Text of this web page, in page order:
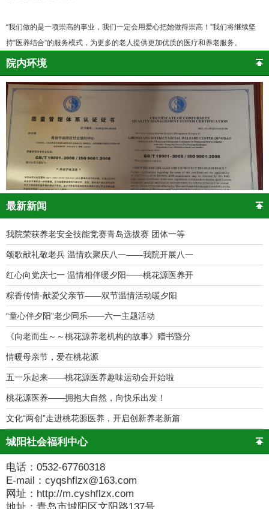
“我们做的是一项崇高的事业，我们一定会用爱心把她做得崇高！”我们将继续坚
持“医养结合”的服务模式，为更多的老人提供更加优质的医疗和养老服务。
院内环境
最新新闻
我院荣获养老安全技能竞赛青岛选拔赛 团体一等
颂歌献礼敬老兵 温情欢聚庆八一——我院开展八一
红心向党庆七一 温情相伴暖夕阳——桃花源医养开
粽香传情·献爱父亲节——双节温情活动暖夕阳
“童心伴夕阳”老少同乐——六一主题活动
《向老而生～～桃花源养老机构的故事》赠书暨分
情暖母亲节，爱在桃花源
五一乐起来——桃花源医养趣味运动会开始啦
桃花源医养——拥抱大自然，向快乐出发！
文化“两创”走进桃花源医养，开启创新养老新篇
城阳社会福利中心
电话：0532-67760318
E-mail：cyqshflzx@163.com
网址：http://m.cyshflzx.com
地址：青岛市城阳区文阳路137号